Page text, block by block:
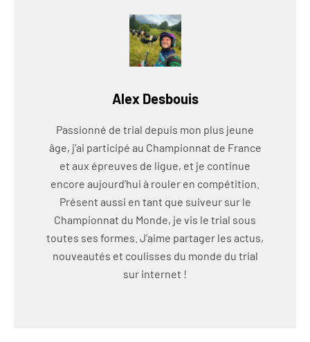
Alex Desbouis
Passionné de trial depuis mon plus jeune
âge, j’ai participé au Championnat de France
et aux épreuves de ligue, et je continue
encore aujourd’hui à rouler en compétition.
Présent aussi en tant que suiveur sur le
Championnat du Monde, je vis le trial sous
toutes ses formes. J’aime partager les actus,
nouveautés et coulisses du monde du trial
sur internet !